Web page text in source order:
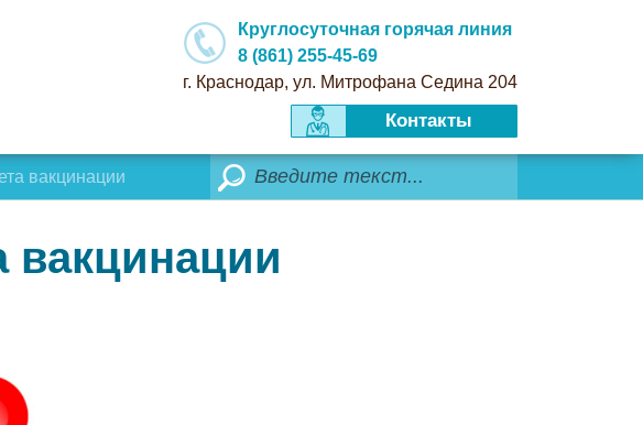
Круглосуточная горячая линия
8 (861) 255-45-69
г. Краснодар, ул. Митрофана Седина 204
Контакты
вакцинации
Поиск
вакцинации